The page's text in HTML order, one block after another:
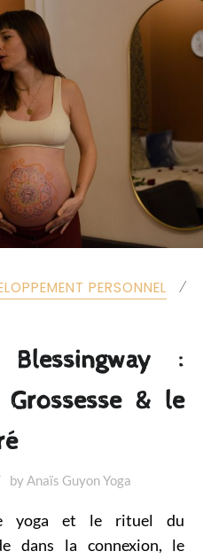
PERSONNEL ⁄
:
& le
byAnaïs Guyon Yoga
yoga et le rituel du
dans la connexion, le